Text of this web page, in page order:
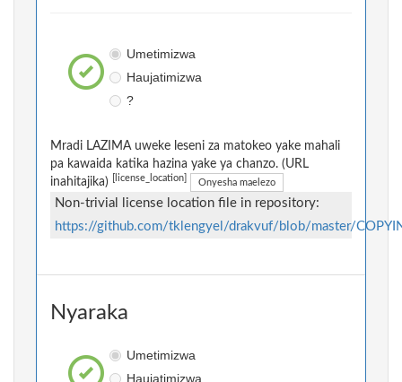
Umetimizwa
Haujatimizwa
?
Mradi LAZIMA uweke leseni za matokeo yake mahali
pa kawaida katika hazina yake ya chanzo. (URL
inahitajika)
[license_location] Onyesha maelezo
Non-trivial license location file in repository:
https://github.com/tklengyel/drakvuf/blob/master/
Nyaraka
Umetimizwa
Haujatimizwa